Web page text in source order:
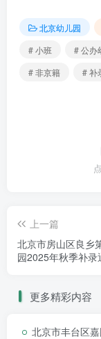
报
（公立
格将内容
北京幼儿园
# 小班
# 公办
# 非京籍
# 补
上一篇
北京市房山区良乡
园2025年秋季补录
更多精彩内容
北京市丰台区